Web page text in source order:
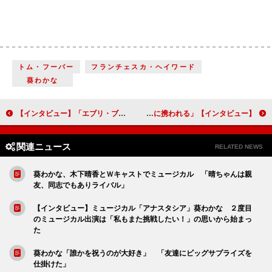
トム・フーパー
フランチェスカ・ヘイワード
葵わかな
【インタビュー】「エブリ・ブリリアント・シング～ありとあらゆるステキなこと～」佐藤隆太「覚悟を決めて挑んで、必死に戦えば、今までとは違う自分が見えてくる」 【インタビュー】映画『シグナル100』小関裕太 デスゲーム映画に歓喜「ようやく好きなジャンルに携われる」
関連ニュース RELATED NEWS
葵わかな、木下晴香とＷキャストでミュージカル 「晴ちゃんは親
友、同志でもありライバル」
【インタビュー】ミュージカル「アナスタシア」葵わかな ２度目
のミュージカル出演は「私もまた挑戦したい！」の思いから始まっ
た
葵わかな「誰かを祝うのが大好き」 「友達にビッグサプライズを
仕掛けた」